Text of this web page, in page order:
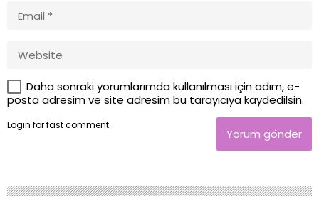
Daha sonraki yorumlarımda kullanılması için adım, e-
posta adresim ve site adresim bu tarayıcıya kaydedilsin.
Login for fast comment.
Yorum gönder